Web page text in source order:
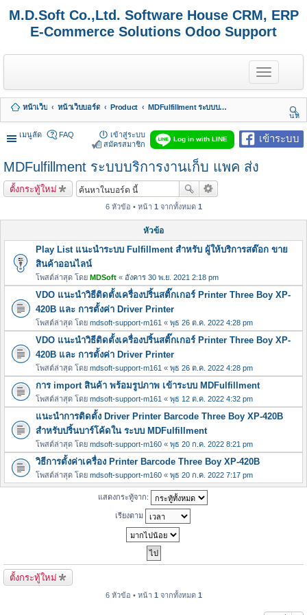
M.D.Soft Co.,Ltd. Software House CRM, ERP
E-Commerce Solutions Odoo Support
T
o
g
e
n
a
หน้าเว็บ หน้าเว็บบอร์ด Product
MDFulfillment ระบบบริการงานเก็บ แพค ส่ง
นห
า
เมนูลัด
เข้าระบบ
Log in with LINE
FAQ
เข้าสู่ระบบ
สมัครสมาชิก
MDFulfillment ระบบบริการงานเก็บ แพค ส่ง
ตั้งกระทู้ใหม่
6 หัวข้อ • หน้า 1 จากทั้งหมด 1
หัวข้อ
Play List แนะนำระบบ Fulfillment สำหรับ ผู้ให้บริการสต๊อก ขาย
สินค้าออนไลน์
โพสต์ล่าสุด โดย MDSoft « อังคาร 30 พ.ย. 2021 2:18 pm
VDO แนะนำวิธีติดตั้งเครื่องปริ้นสติ๊กเกอร์ Printer Three Boy XP-
420B และ การตั้งค่า Driver Printer
โพสต์ล่าสุด โดย mdsoft-support-m161 « พุธ 26 ต.ค. 2022 4:28 pm
VDO แนะนำวิธีติดตั้งเครื่องปริ้นสติ๊กเกอร์ Printer Three Boy XP-
420B และ การตั้งค่า Driver Printer
โพสต์ล่าสุด โดย mdsoft-support-m161 « พุธ 26 ต.ค. 2022 4:28 pm
การ import สินค้า พร้อมรูปภาพ เข้าระบบ MDFulfillment
โพสต์ล่าสุด โดย mdsoft-support-m161 « พุธ 12 ต.ค. 2022 4:32 pm
แนะนำการติดตั้ง Driver Printer Barcode Three Boy XP-420B
สำหรับปริ้นบาร์โค้ดใน ระบบ MDFulfillment
โพสต์ล่าสุด โดย mdsoft-support-m160 « พุธ 20 ก.ค. 2022 8:21 pm
วิธีการตั้งค่าเครื่อง Printer Barcode Three Boy XP-420B
โพสต์ล่าสุด โดย mdsoft-support-m160 « พุธ 20 ก.ค. 2022 7:17 pm
แสดงกระทู้จาก:
เรียงตาม
ตั้งกระทู้ใหม่
6 หัวข้อ • หน้า 1 จากทั้งหมด 1